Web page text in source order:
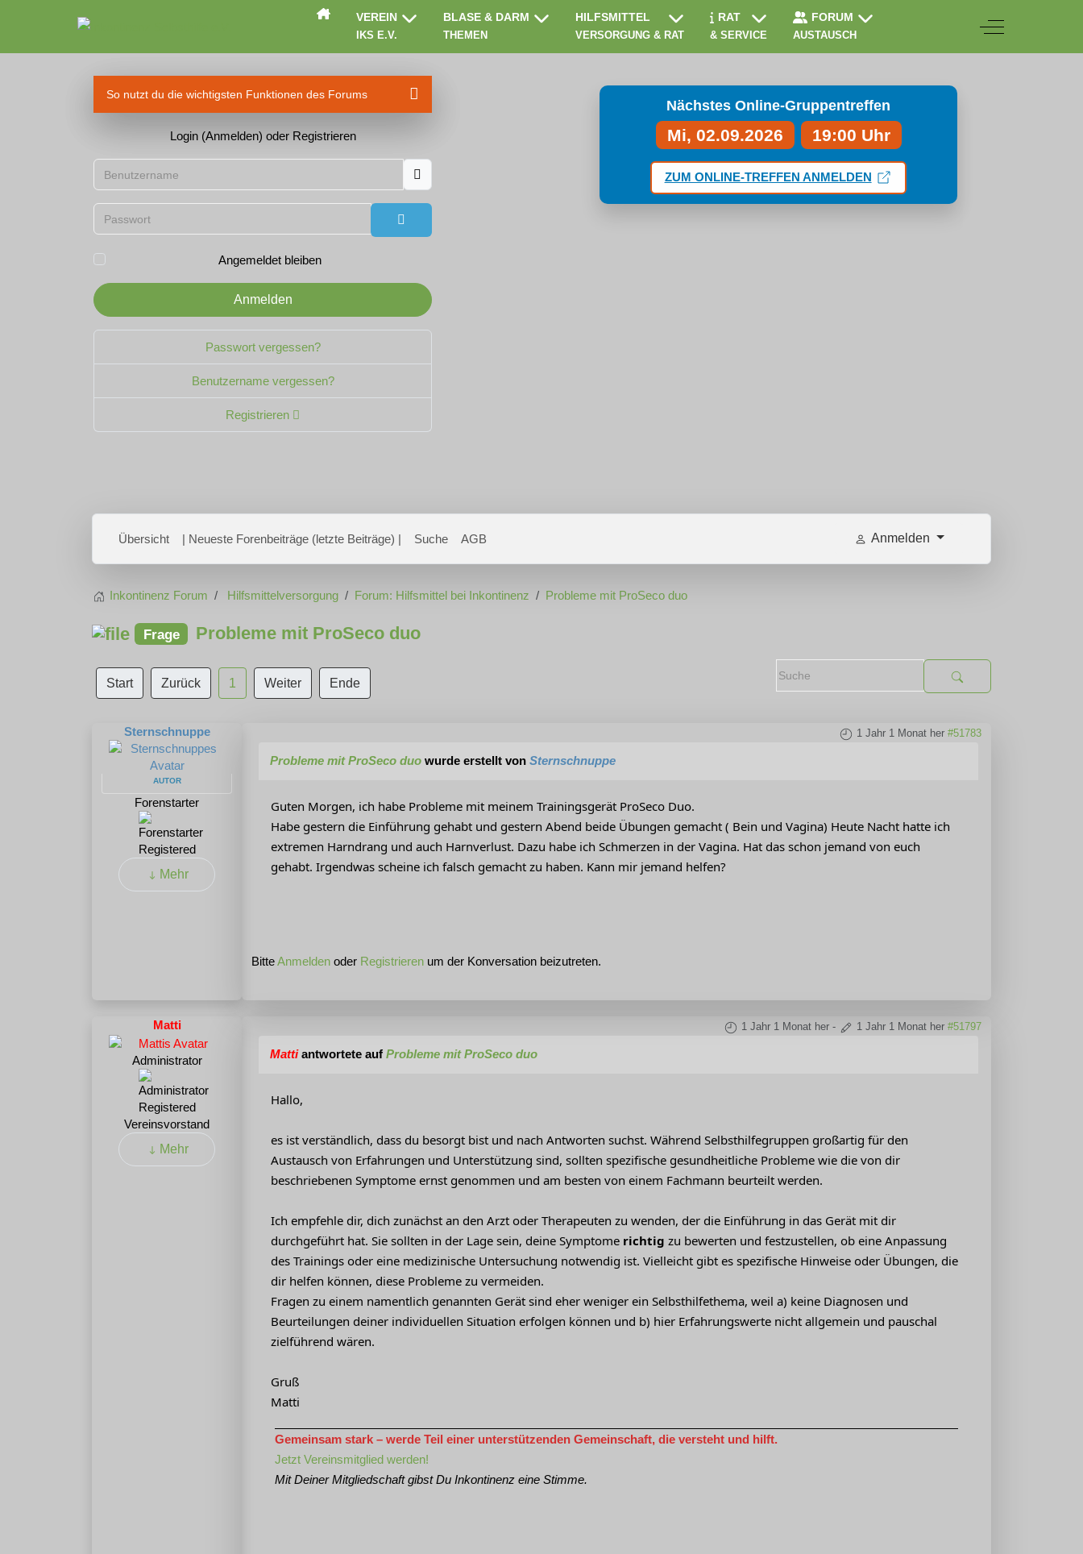
VEREIN
IKS E.V.
BLASE & DARM
THEMEN
HILFSMITTEL
VERSORGUNG & RAT
RAT
& SERVICE
FORUM
AUSTAUSCH
Off-Canvas
So nutzt du die wichtigsten Funktionen des Forums
Login (Anmelden) oder Registrieren
Benutzername
Passwort
Passwort anzeigen
Angemeldet bleiben
Anmelden
Passwort vergessen?
Benutzername vergessen?
Registrieren
Nächstes Online-Gruppentreffen
Mi, 02.09.2026 19:00 Uhr
ZUM ONLINE-TREFFEN ANMELDEN
Übersicht | Neueste Forenbeiträge (letzte Beiträge) | Suche AGB Anmelden
Inkontinenz Forum Hilfsmittelversorgung Forum: Hilfsmittel bei Inkontinenz Probleme mit ProSeco duo
Frage Probleme mit ProSeco duo
Start Zurück 1 Weiter Ende
Sternschnuppe
AUTOR
Forenstarter
Registered
Mehr
1 Jahr 1 Monat her #51783
Probleme mit ProSeco duo wurde erstellt von Sternschnuppe
Guten Morgen, ich habe Probleme mit meinem Trainingsgerät ProSeco Duo.
Habe gestern die Einführung gehabt und gestern Abend beide Übungen gemacht ( Bein und Vagina) Heute Nacht hatte ich
extremen Harndrang und auch Harnverlust. Dazu habe ich Schmerzen in der Vagina. Hat das schon jemand von euch
gehabt. Irgendwas scheine ich falsch gemacht zu haben. Kann mir jemand helfen?
BitteAnmelden oder Registrieren um der Konversation beizutreten.
Matti
Administrator
Registered
Vereinsvorstand
Mehr
1 Jahr 1 Monat her - 1 Jahr 1 Monat her #51797
Mattiantwortete auf Probleme mit ProSeco duo
Hallo,
es ist verständlich, dass du besorgt bist und nach Antworten suchst. Während Selbsthilfegruppen großartig für den
Austausch von Erfahrungen und Unterstützung sind, sollten spezifische gesundheitliche Probleme wie die von dir
beschriebenen Symptome ernst genommen und am besten von einem Fachmann beurteilt werden.
Ich empfehle dir, dich zunächst an den Arzt oder Therapeuten zu wenden, der die Einführung in das Gerät mit dir
durchgeführt hat. Sie sollten in der Lage sein, deine Symptome richtig zu bewerten und festzustellen, ob eine Anpassung
des Trainings oder eine medizinische Untersuchung notwendig ist. Vielleicht gibt es spezifische Hinweise oder Übungen, die
dir helfen können, diese Probleme zu vermeiden.
Fragen zu einem namentlich genannten Gerät sind eher weniger ein Selbsthilfethema, weil a) keine Diagnosen und
Beurteilungen deiner individuellen Situation erfolgen können und b) hier Erfahrungswerte nicht allgemein und pauschal
zielführend wären.
Gruß
Matti
Gemeinsam stark – werde Teil einer unterstützenden Gemeinschaft, die versteht und hilft.
Jetzt Vereinsmitglied werden!
Mit Deiner Mitgliedschaft gibst Du Inkontinenz eine Stimme.